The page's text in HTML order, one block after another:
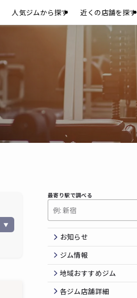
人気ジムから探す 近くの店舗を探す
▼
最寄り駅で調べる
お知らせ
ジム情報
地域おすすめジム
各ジム店舗詳細